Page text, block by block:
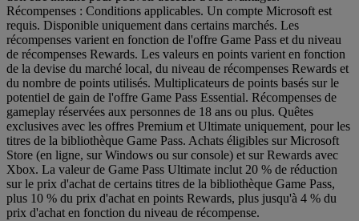
Récompenses : Conditions applicables. Un compte Microsoft est
requis. Disponible uniquement dans certains marchés. Les
récompenses varient en fonction de l'offre Game Pass et du niveau
de récompenses Rewards. Les valeurs en points varient en fonction
de la devise du marché local, du niveau de récompenses Rewards et
du nombre de points utilisés. Multiplicateurs de points basés sur le
potentiel de gain de l'offre Game Pass Essential. Récompenses de
gameplay réservées aux personnes de 18 ans ou plus. Quêtes
exclusives avec les offres Premium et Ultimate uniquement, pour les
titres de la bibliothèque Game Pass. Achats éligibles sur Microsoft
Store (en ligne, sur Windows ou sur console) et sur Rewards avec
Xbox. La valeur de Game Pass Ultimate inclut 20 % de réduction
sur le prix d'achat de certains titres de la bibliothèque Game Pass,
plus 10 % du prix d'achat en points Rewards, plus jusqu'à 4 % du
prix d'achat en fonction du niveau de récompense.